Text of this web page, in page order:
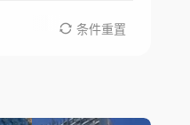
条件重置